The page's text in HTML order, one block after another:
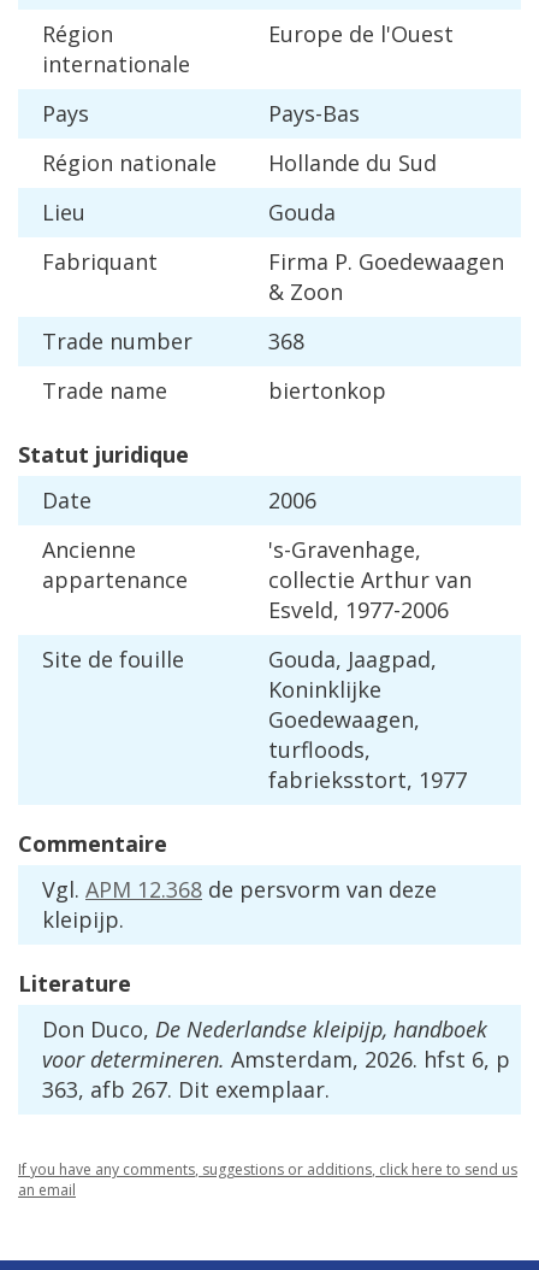
Région
internationale
Europe de l'Ouest
Pays Pays-Bas
Région nationale Hollande du Sud
Lieu
Gouda
Fabriquant
Firma P. Goedewaagen
& Zoon
Trade number
368
Trade name biertonkop
Statut juridique
Date
2006
Ancienne
appartenance
's-Gravenhage,
collectie Arthur van
Esveld, 1977-2006
Site de fouille Gouda, Jaagpad,
Koninklijke
Goedewaagen,
turfloods,
fabrieksstort, 1977
Commentaire
Vgl. APM 12.368 de persvorm van deze
kleipijp.
Literature
Don Duco, De Nederlandse kleipijp, handboek
voor determineren. Amsterdam, 2026. hfst 6, p
363, afb 267. Dit exemplaar.
Ifyou have any comments, suggestions or additions, click here to send us
an email